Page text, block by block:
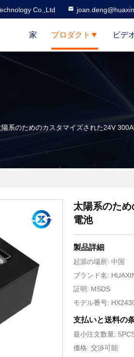
Co.,Ltd
家 プロダクト ビデ
陽系のためのカスタマイズされた24V
太陽系のた
電池
製品詳細
起源の場所: 中国
ブランド名:
証明: MSDS
モデル番号:
支払いと送料の
最小注文数量:
価格: 交渉可能